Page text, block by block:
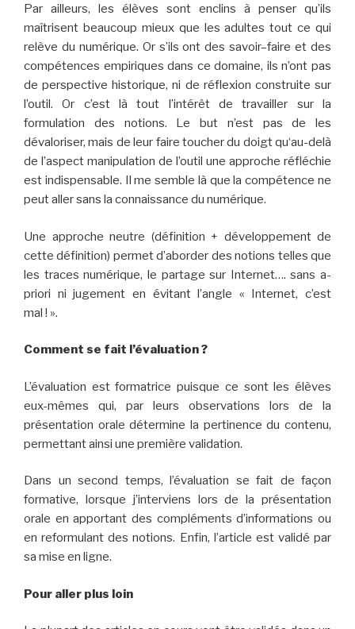
Par ailleurs, les élèves sont enclins à penser qu’ils
maîtrisent beaucoup mieux que les adultes tout ce qui
relève du numérique. Or s’ils ont des savoir–faire et des
compétences empiriquesdans ce domaine, ils n’ont pas
de perspective historique, ni de réflexion construitesur
l’outil.Or c’est là tout l’intérêt de travailler sur la
formulation des notions. Le but n’est pas de les
dévaloriser, mais de leur faire toucher du doigt qu‘au-delà
de l’aspect manipulation de l’outil une approche réfléchie
est indispensable. Il me semble là que lacompétence ne
peut aller sans la connaissance du numérique.
Une approche neutre (définition + développement de
cette définition) permet d’aborder des notions telles que
les traces numérique, le partage sur Internet…. sans a-
priori ni jugement en évitant l’angle « Internet, c’est
mal ! ».
Comment se fait l’évaluation ?
L’évaluation est formatrice puisque ce sont les élèves
eux-mêmes qui, par leurs observations lors de la
présentation orale détermine la pertinence du contenu,
permettant ainsi une première validation.
Dans un second temps, l’évaluation se fait de façon
formative, lorsque j’interviens lors de la présentation
orale en apportant des compléments d’informations ou
en reformulant des notions. Enfin, l’article est validé par
sa mise en ligne.
Pour aller plus loin